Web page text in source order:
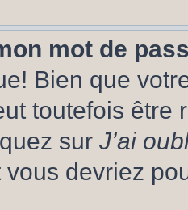
mot de
Bien que
toutefois être
sur J’ai
vous devriez